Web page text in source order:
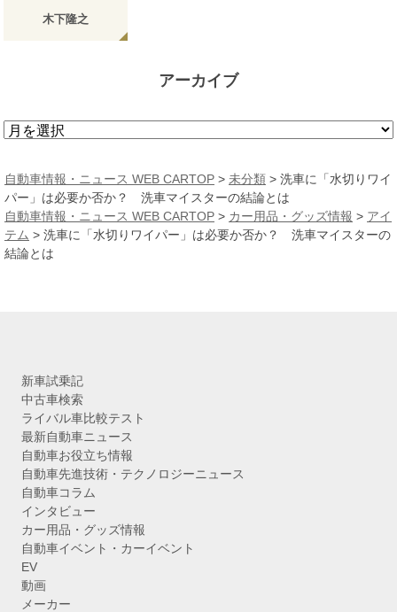
木下隆之
アーカイブ
ア
カ
イ
ブ
自動車情報・ニュース WEB CARTOP > 未分類 > 洗車に「水切りワイ
パー」は必要か否か？ 洗車マイスターの結論とは
自動車情報・ニュース WEB CARTOP > カー用品・グッズ情報 > アイ
テム > 洗車に「水切りワイパー」は必要か否か？ 洗車マイスターの
結論とは
新車試乗記
中古車検索
ライバル車比較テスト
最新自動車ニュース
自動車お役立ち情報
自動車先進技術・テクノロジーニュース
自動車コラム
インタビュー
カー用品・グッズ情報
自動車イベント・カーイベント
EV
動画
メーカー